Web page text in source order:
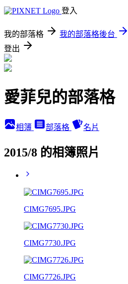
登入
我的部落格 我的部落格後台
登出
愛菲兒的部落格
相簿 部落格 名片
2015/8 的相簿照片
CIMG7695.JPG
CIMG7730.JPG
CIMG7726.JPG